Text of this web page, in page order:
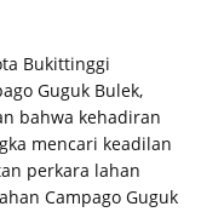
Bukittinggi
Guguk Bulek,
bahwa kehadiran
mencari keadilan
perkara lahan
Campago Guguk